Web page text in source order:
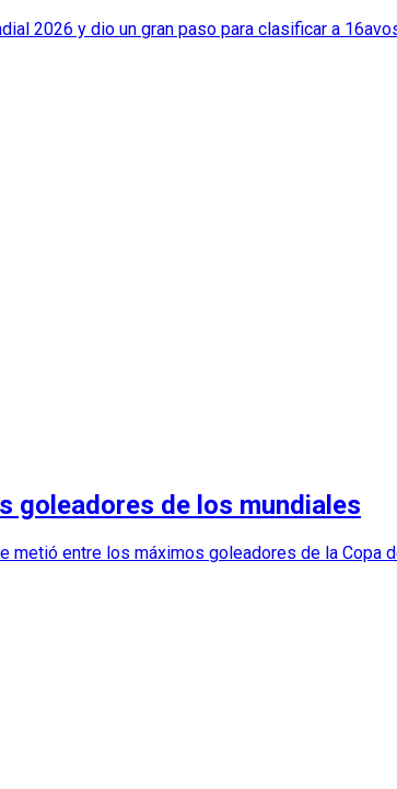
2026 y dio un gran paso para clasificar a
goleadores de los mundiales
entre los máximos goleadores de la Copa